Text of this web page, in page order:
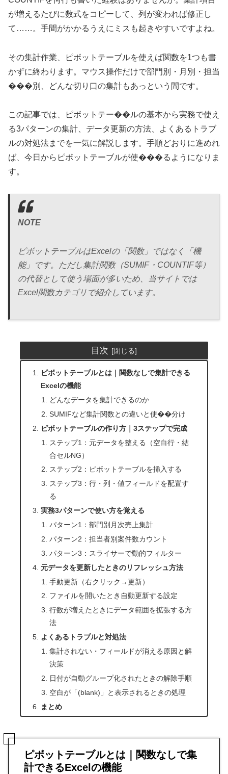
が増えるたびに数式をコピーして、列が変われば修正し
て……。手間がかかるうえにミスも起きやすいですよね。
その集計作業、ピボットテーブルを使えば関数を1つも書
かずに終わります。マウス操作だけで部門別・月別・担当
���別、どんな切り口の集計もあっという間です。
この記事では、ピボットテー��ルの基本から実務で使え
る3パターンの集計、データ更新の方法、よくあるトラブ
ルの対処法までを一気に解説します。手順どおりに進めれ
ば、今日からピボットテーブルが使���るようになりま
す。
NOTE
ピボットテーブルはExcelの「関数」ではなく「機
能」です。ただし集計関数（SUMIF・COUNTIF等）
の代替として使う場面が多いため、当サイトでは
Excel関数カテゴリで紹介しています。
目次
ピボットテーブルとは｜関数なしで集計できる
Excelの機能
どんなデータを集計できるのか
SUMIFなど集計関数との違いと使��分け
ピボットテーブルの作り方｜3ステップで完成
ステップ1：元データを整える（空白行・結
合セルNG）
ステップ2：ピボットテーブルを挿入する
ステップ3：行・列・値フィールドを配置す
る
実務3パターンで使い方を覚える
パターン1：部門別月次売上集計
パターン2：担当者別案件数カウント
パターン3：スライサーで動的フィルター
元データを更新したときのリフレッシュ方法
手動更新（右クリック→更新）
ファイルを開いたとき自動更新する設定
行数が増えたときにデータ範囲を拡張する方
法
よくあるトラブルと対処法
集計されない・フィールドが消える原因と解
決策
日付が自動グループ化されたときの解除手順
空白が「(blank)」と表示されるときの処理
まとめ
ピボットテーブルとは｜関数なしで集
計できるExcelの機能